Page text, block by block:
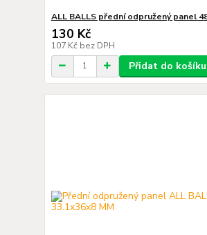
ALL BALLS přední odpružený panel
130 Kč
107 Kč bez DPH
Přidat do košíku